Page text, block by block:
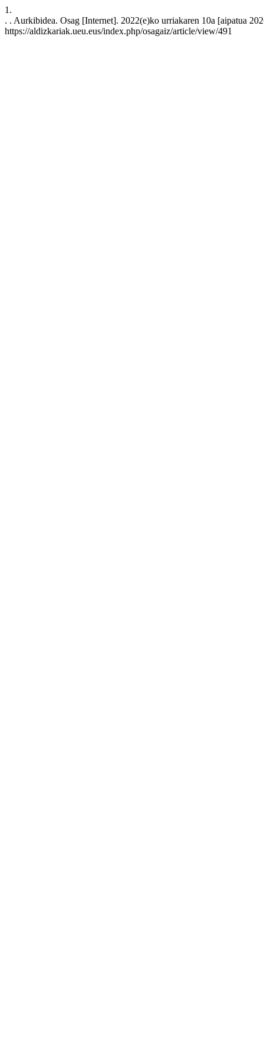
1.
. . Aurkibidea. Osag [Internet]. 2022(e)ko urriakaren 10a [aipatua
https://aldizkariak.ueu.eus/index.php/osagaiz/article/view/491